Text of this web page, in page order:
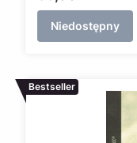
Niedostępny
Bestseller